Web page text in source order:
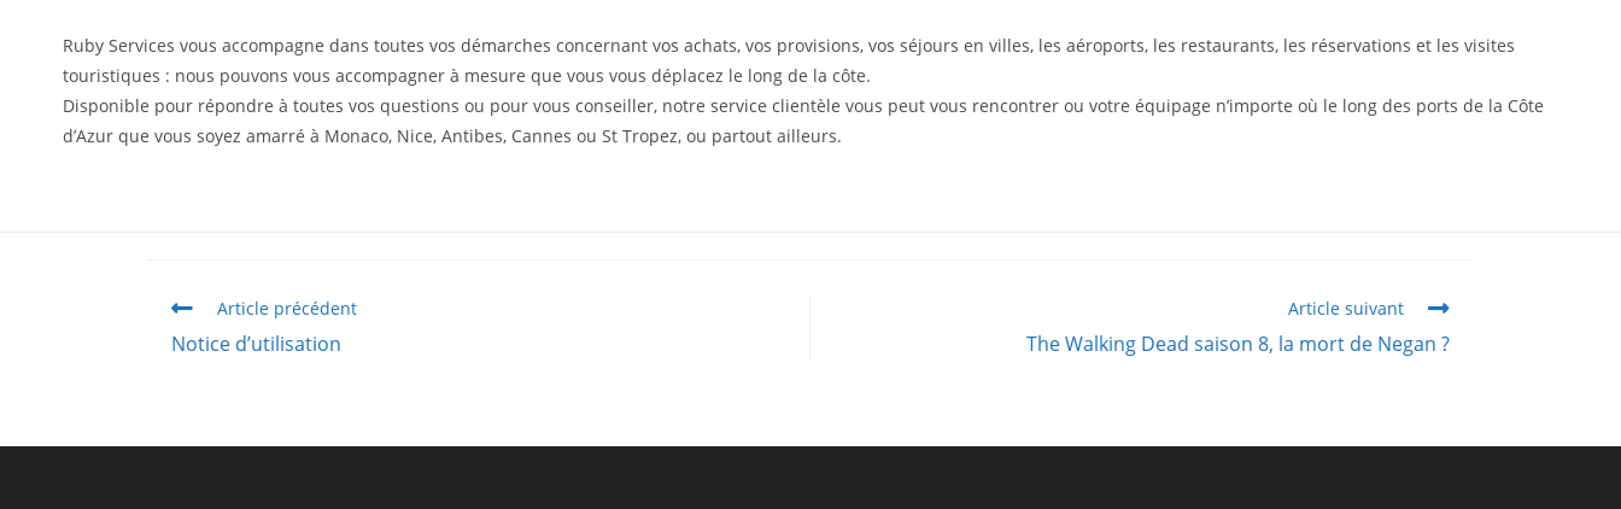
Ruby Services vous accompagne dans toutes vos démarches concernant vos achats, vos provisions, vos séjours en villes, les aéroports, les restaurants, les réservations et les visites
touristiques : nous pouvons vous accompagner à mesure que vous vous déplacez le long de la côte.
Disponible pour répondre à toutes vos questions ou pour vous conseiller, notre service clientèle vous peut vous rencontrer ou votre équipage n’importe où le long des ports de la Côte
d’Azur que vous soyez amarré à Monaco, Nice, Antibes, Cannes ou St Tropez, ou partout ailleurs.
Article précédent
Notice d’utilisation
Article suivant
The Walking Dead saison 8, la mort de Negan ?